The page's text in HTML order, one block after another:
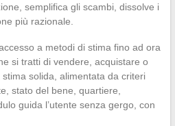
semplifica gli scambi, dissolve i
più razionale.
a metodi di stima fino ad ora
si tratti di vendere, acquistare o
solida, alimentata da criteri
stato del bene, quartiere,
guida l’utente senza gergo, con